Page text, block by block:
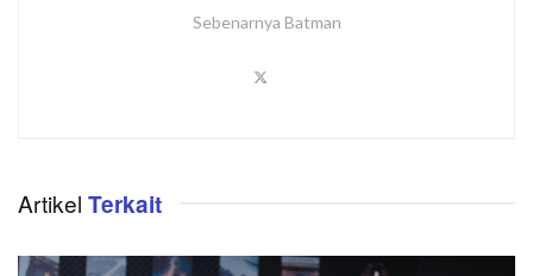
Sebenarnya Batman
Artikel Terkait